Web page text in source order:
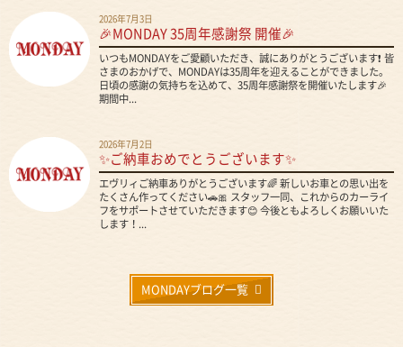
2026年7月3日
🎉MONDAY 35周年感謝祭 開催🎉
いつもMONDAYをご愛顧いただき、誠にありがとうございます❗ 皆
さまのおかげで、MONDAYは35周年を迎えることができました。
日頃の感謝の気持ちを込めて、35周年感謝祭を開催いたします🎉
期間中...
2026年7月2日
✨ご納車おめでとうございます✨
エヴリィご納車ありがとうございます🌈 新しいお車との思い出を
たくさん作ってください🚗🎀 スタッフ一同、これからのカーライ
フをサポートさせていただきます😊 今後ともよろしくお願いいた
します！...
MONDAYブログ一覧